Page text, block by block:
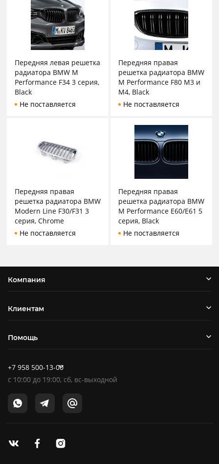
Передняя левая решетка
радиатора BMW M
Performance F34 3 серия,
Black
Не поставляется
Передняя правая
решетка радиатора BMW
M Performance F80 M3 и
M4, Black
Не поставляется
Передняя правая
решетка радиатора BMW
Modern Line F30/F31 3
серия, Chrome
Не поставляется
Передняя правая
решетка радиатора BMW
M Performance E60/E61 5
серия, Black
Не поставляется
Компания
Клиентам
Помощь
+7 958 500-13-00
c10:00до19:00, сб, вс-выходной